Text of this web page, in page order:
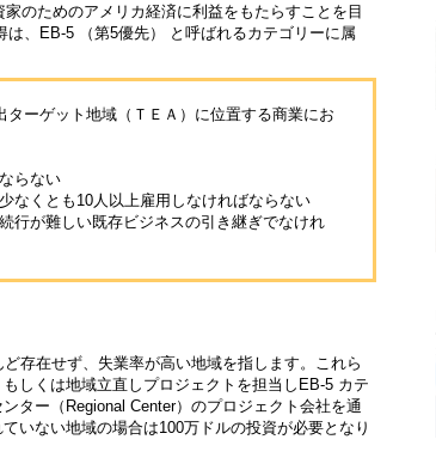
のためのアメリカ経済に利益をもたらすことを目
、EB-5 （第5優先） と呼ばれるカテゴリーに属
ーゲット地域（ＴＥＡ）に位置する商業にお
らない
なくとも10人以上雇用しなければならない
行が難しい既存ビジネスの引き継ぎでなけれ
存在せず、失業率が高い地域を指します。これら
しくは地域立直しプロジェクトを担当しEB-5 カテ
ター（Regional Center）のプロジェクト会社を通
いない地域の場合は100万ドルの投資が必要となり